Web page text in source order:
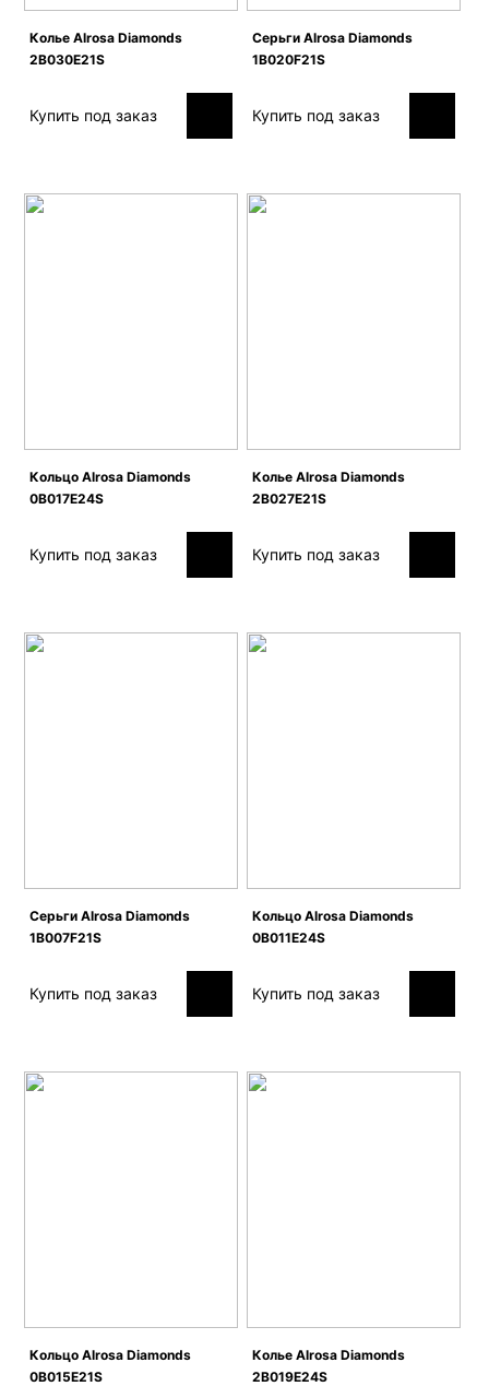
Колье Alrosa Diamonds
2B030E21S
Купить под заказ
Серьги Alrosa Diamonds
1B020F21S
Купить под заказ
Кольцо Alrosa Diamonds
0B017E24S
Купить под заказ
Колье Alrosa Diamonds
2B027E21S
Купить под заказ
Серьги Alrosa Diamonds
1B007F21S
Купить под заказ
Кольцо Alrosa Diamonds
0B011E24S
Купить под заказ
Кольцо Alrosa Diamonds
0B015E21S
Колье Alrosa Diamonds
2B019E24S